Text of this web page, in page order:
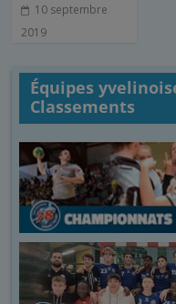
10 septembre
2019
Équipes
Classements